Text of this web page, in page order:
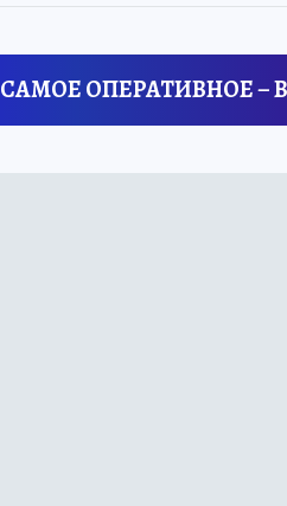
САМОЕ ОПЕРАТИВНОЕ –